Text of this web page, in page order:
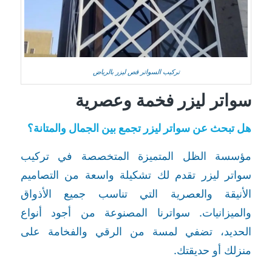
تركيب السواتر قص ليزر بالرياض
سواتر ليزر فخمة وعصرية
هل تبحث عن سواتر ليزر تجمع بين الجمال والمتانة؟
مؤسسة الظل المتميزة المتخصصة في تركيب
سواتر ليزر تقدم لك تشكيلة واسعة من التصاميم
الأنيقة والعصرية التي تناسب جميع الأذواق
والميزانيات. سواترنا المصنوعة من أجود أنواع
الحديد، تضفي لمسة من الرقي والفخامة على
منزلك أو حديقتك.